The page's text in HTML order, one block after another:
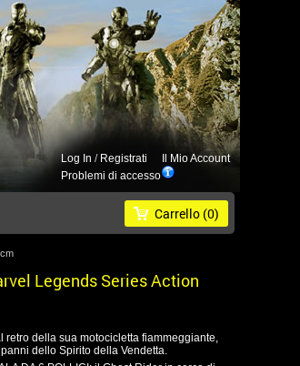
Log In / Registrati
Il Mio Account
Problemi di accesso
Carrello (0)
Legends Series Action
della sua motocicletta fiammeggiante,
dello Spirito della Vendetta.